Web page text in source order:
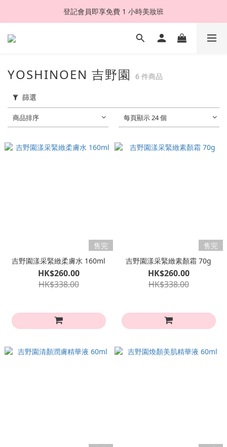
登記會員即享免費 1 小時美妝班
YOSHINOEN 吉野園 6 件商品
篩選
商品排序 每頁顯示 24 個
售完
吉野園漾采緊緻柔膚水 160ml
HK$260.00
HK$338.00
售完
吉野園漾采緊緻素顏霜 70g
HK$260.00
HK$338.00